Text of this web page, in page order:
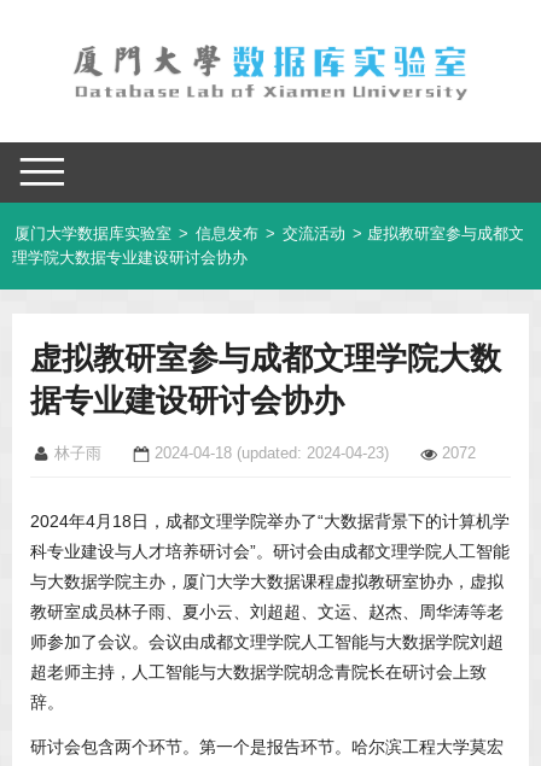
厦门大学数据库实验室 > 信息发布 > 交流活动 > 虚拟教研室参与成都文
理学院大数据专业建设研讨会协办
虚拟教研室参与成都文理学院大数
据专业建设研讨会协办
林子雨 2024-04-18 (updated: 2024-04-23) 2072
2024年4月18日，成都文理学院举办了“大数据背景下的计算机学
科专业建设与人才培养研讨会”。研讨会由成都文理学院人工智能
与大数据学院主办，厦门大学大数据课程虚拟教研室协办，虚拟
教研室成员林子雨、夏小云、刘超超、文运、赵杰、周华涛等老
师参加了会议。会议由成都文理学院人工智能与大数据学院刘超
超老师主持，人工智能与大数据学院胡念青院长在研讨会上致
辞。
研讨会包含两个环节。第一个是报告环节。哈尔滨工程大学莫宏